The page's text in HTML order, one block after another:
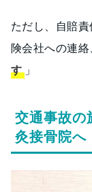
ただし、自賠
険会社への連
す」
交通事故の
灸接骨院へ